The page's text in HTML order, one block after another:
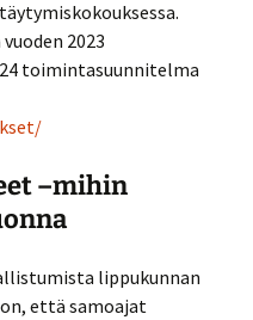
2023
toimintasuunnitelma
–mihin
lippukunnan
että samoajat